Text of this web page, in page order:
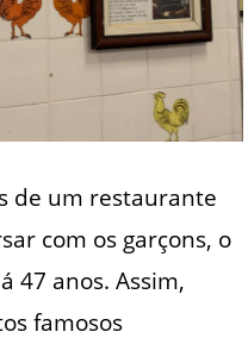
de um restaurante
com os garçons, o
47 anos. Assim,
famosos